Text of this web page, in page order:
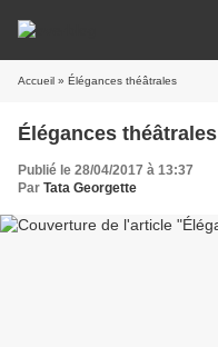
Accueil » Élégances théâtrales
Élégances théâtrales
Publié le 28/04/2017 à 13:37
Par Tata Georgette